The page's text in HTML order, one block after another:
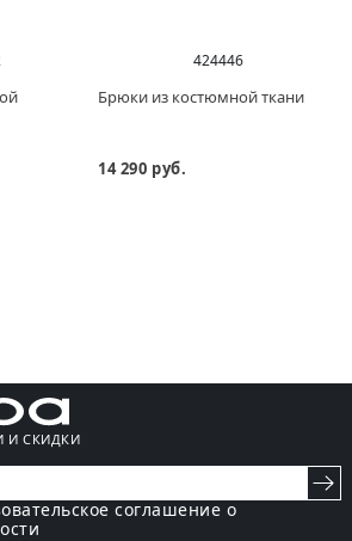
424446
Брюки из костюмной ткани
14 290 руб.
И СКИДКИ
соглашение о